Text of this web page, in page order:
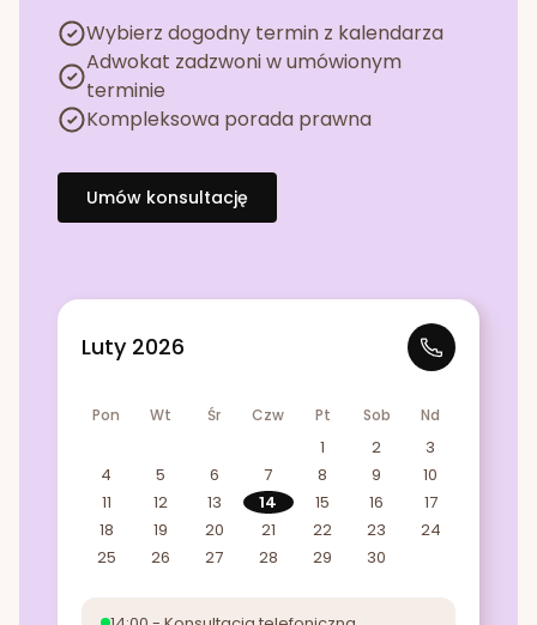
Wybierz dogodny termin z kalendarza
Adwokat zadzwoni w umówionym
terminie
Kompleksowa porada prawna
Umów konsultację
Luty 2026
Pon Wt Śr Czw Pt Sob Nd
1 2
3
4
5 6 7 8 9
10
11
12 13 14 15 16
17
18
19 20 21 22 23
24
25
26 27 28 29 30